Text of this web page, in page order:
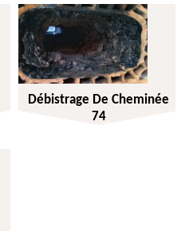
Débistrage De Cheminée
74